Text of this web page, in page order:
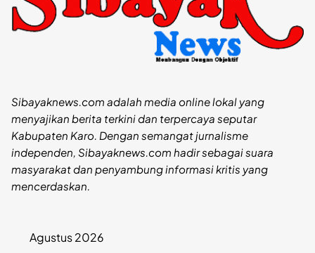
Sibayaknews.com adalah media online lokal yang
menyajikan berita terkini dan terpercaya seputar
Kabupaten Karo. Dengan semangat jurnalisme
independen, Sibayaknews.com hadir sebagai suara
masyarakat dan penyambung informasi kritis yang
mencerdaskan.
Agustus 2026